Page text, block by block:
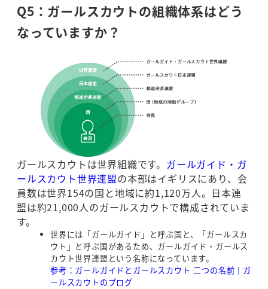
Q5：ガールスカウトの組織体系はどう
なっていますか？
ガールスカウトは世界組織です。 ガールガイド・ガ
ールスカウト世界連盟の本部はイギリスにあり、会
員数は世界154の国と地域に約1,120万人。日本連
盟は約21,000人のガールスカウトで構成されていま
す。
世界には「ガールガイド」と呼ぶ国と、「ガールスカ
ウト」と呼ぶ国があるため、ガールガイド・ガールス
カウト世界連盟という名称になっています。
参考：ガールガイドとガールスカウト 二つの名前｜ガ
ールスカウトのブログ